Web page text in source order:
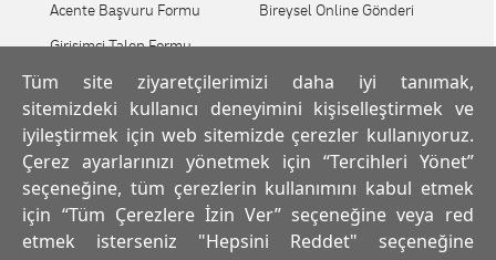
Tüm site ziyaretçilerimizi daha iyi tanımak,
sitemizdeki kullanıcı deneyimini kişiselleştirmek ve
iyileştirmek için web sitemizde çerezler kullanıyoruz.
Çerez ayarlarınızı yönetmek için “Tercihleri Yönet”
seçeneğine, tüm çerezlerin kullanımını kabul etmek
için “Tüm Çerezlere İzin Ver” seçeneğine veya red
etmek isterseniz "Hepsini Reddet" seçeneğine
Acente Başvuru Formu
Girişimci Talep Formu
Araç Kiralama Formu
Servis Noktası Başvuru
Formu
Bireysel Online Gönderi
İNSAN KAYNAKLARI
İnsan Kaynakları